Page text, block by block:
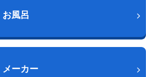
お風呂
メーカー